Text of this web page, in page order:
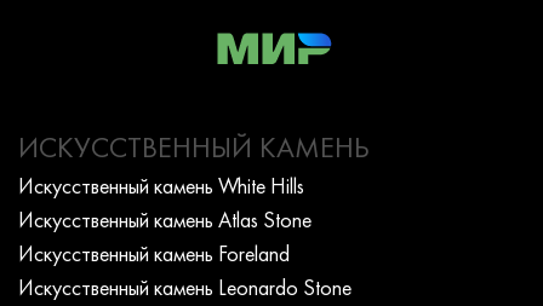
ИСКУССТВЕННЫЙ КАМЕНЬ
Искусcтвенный камень White Hills
Искусcтвенный камень Atlas Stone
Искусcтвенный камень Foreland
Искусcтвенный камень Leonardo Stone